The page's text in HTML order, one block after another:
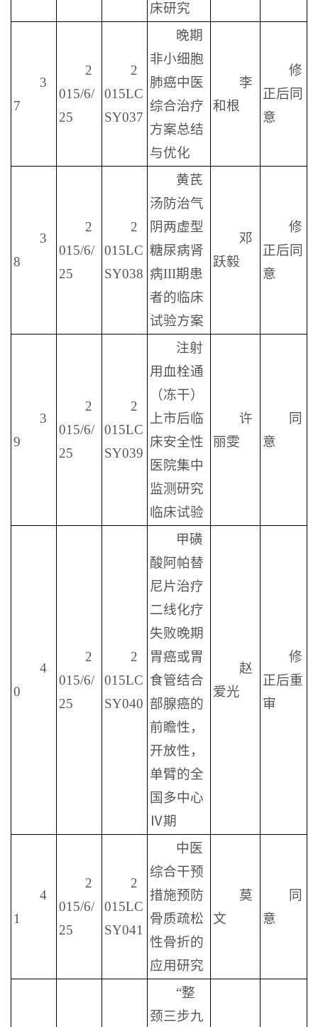
床研究
3
7
2
015/6/
25
2
015LC
SY037
晚期
非小细胞
肺癌中医
综合治疗
方案总结
与优化
李
和根
修
正后同
意
3
8
2
015/6/
25
2
015LC
SY038
黄芪
汤防治气
阴两虚型
糖尿病肾
病III期患
者的临床
试验方案
邓
跃毅
修
正后同
意
3
9
2
015/6/
25
2
015LC
SY039
注射
用血栓通
（冻干）
上市后临
床安全性
医院集中
监测研究
临床试验
许
丽雯
同
意
4
0
2
015/6/
25
2
015LC
SY040
甲磺
酸阿帕替
尼片治疗
二线化疗
失败晚期
胃癌或胃
食管结合
部腺癌的
前瞻性，
开放性，
单臂的全
国多中心
Ⅳ期
赵
爱光
修
正后重
审
4
1
2
015/6/
25
2
015LC
SY041
中医
综合干预
措施预防
骨质疏松
性骨折的
应用研究
莫
文
同
意
“整
颈三步九